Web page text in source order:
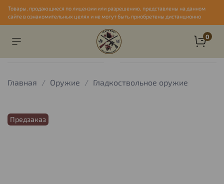
Товары, продающиеся по лицензии или разрешению, представлены на данном
сайте в ознакомительных целях и не могут быть приобретены дистанционно
0
Главная Оружие Гладкоствольное оружие
Предзаказ